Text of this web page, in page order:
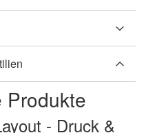
Produkte
- Druck &